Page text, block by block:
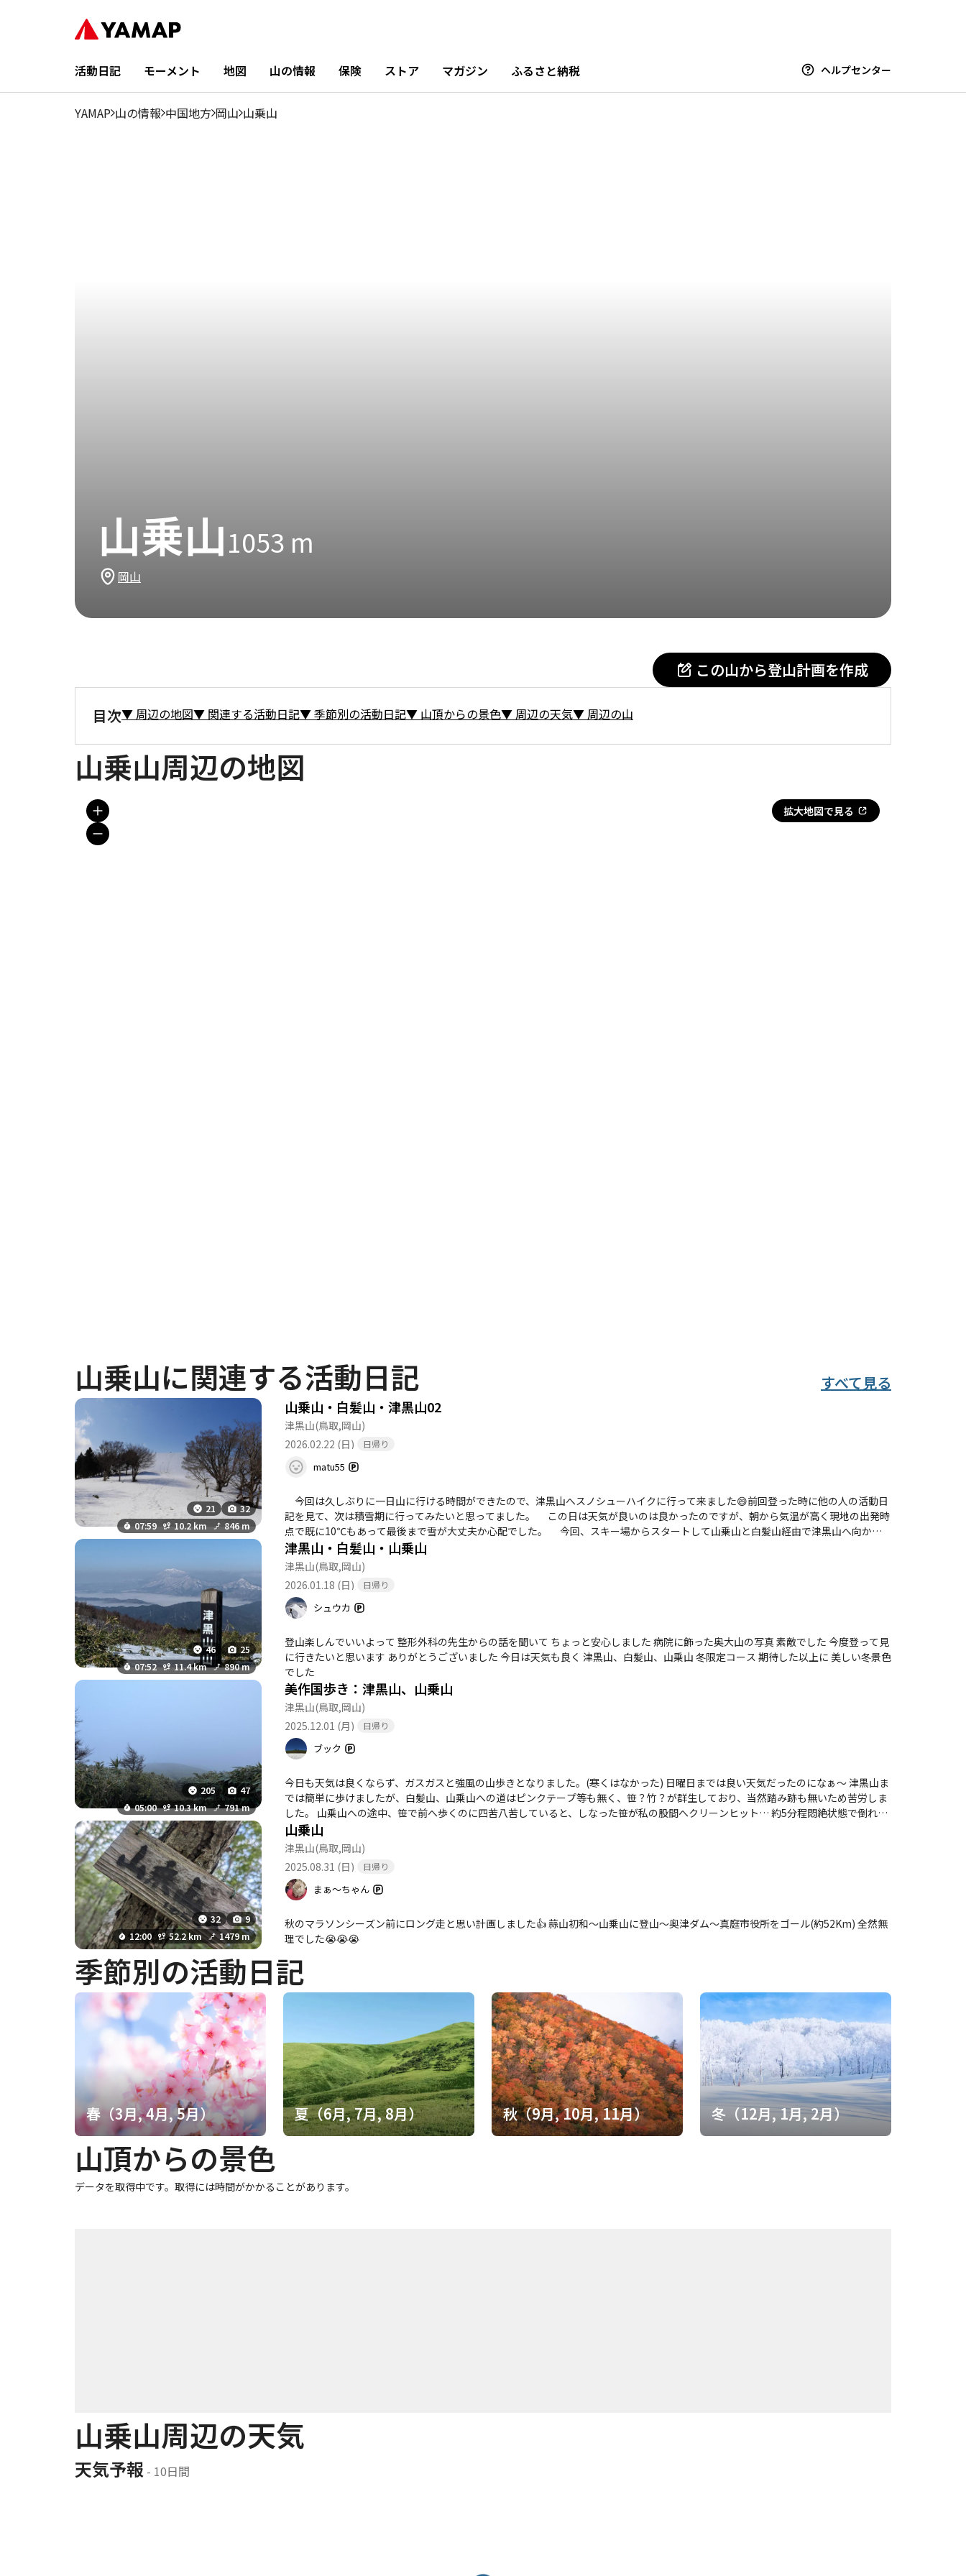
活動日記 モーメント 地図 山の情報 保険 ストア マガジン ふるさと納税 ヘルプセンター
YAMAP 山の情報 中国地方 岡山 山乗山
山乗山1053 m
岡山
この山から登山計画を作成
目次▼ 周辺の地図▼ 関連する活動日記▼季節別の活動日記▼ 山頂からの景色▼ 周辺の天気▼ 周辺の山
山乗山周辺の地図
拡大地図で見る
山乗山に関連する活動日記 すべて見る
21
32
07:59
10.2 km 846 m
山乗山・白髪山・津黒山02
津黒山(鳥取,岡山)
2026.02.22 (日)
日帰り
matu55
今回は久しぶりに一日山に行ける時間ができたので、津黒山へスノシューハイクに行って来ました😄前回登った時に他の人の活動日
記を見て、次は積雪期に行ってみたいと思ってました。 この日は天気が良いのは良かったのですが、朝から気温が高く現地の出発時
点で既に10℃もあって最後まで雪が大丈夫か心配でした。 今回、スキー場からスタートして山乗山と白髪山経由で津黒山へ向かい
周回するルートで歩きましたが山乗山までは雪が無い所が所々あってスノーシューを付けたり外したりを何度か繰り返す事に。でも山
乗山から先はしっかりした雪があって問題無く歩く事ができました。津黒山山頂は立っているのがやっとの爆風でしたが、素晴らしい
景色でしばらくとどまってました🤩
46
25
07:52
11.4 km 890 m
津黒山・白髪山・山乗山
津黒山(鳥取,岡山)
2026.01.18 (日)
日帰り
シュウカ
登山楽しんでいいよって 整形外科の先生からの話を聞いて ちょっと安心しました 病院に飾った奥大山の写真 素敵でした 今度登って見
に行きたいと思います ありがとうございました 今日は天気も良く 津黒山、白髪山、山乗山 冬限定コース 期待した以上に 美しい冬景色
でした
205
47
05:00
10.3 km 791 m
美作国歩き：津黒山、山乗山
津黒山(鳥取,岡山)
2025.12.01 (月)
日帰り
ブック
今日も天気は良くならず、ガスガスと強風の山歩きとなりました。(寒くはなかった) 日曜日までは良い天気だったのになぁ〜 津黒山ま
では簡単に歩けましたが、白髪山、山乗山への道はピンクテープ等も無く、笹？竹？が群生しており、当然踏み跡も無いため苦労しま
した。 山乗山への途中、笹で前へ歩くのに四苦八苦していると、しなった笹が私の股間へクリーンヒット… 約5分程悶絶状態で倒れて
ました、泣泣泣… まぁ、何とか山乗山の三角点を踏めて、良かった〜 ザック重さ：測定せず 【今回のコース】 駐車場 - 津黒山 - 白髪
山 - 山乗山 駐車場 P.S. 積読から、帚木蓬生さんの『三たびの海峡』を読みました。 戦時中、日本での労働のため朝鮮から強制で連れて
来られた河時根(ハーシグン)17歳。本当は肺病を患っている父親が日本に行く予定であったが、自ら父親と代わって日本に来た河時
根。当初は造船所で働く予定だったが、連れて来られたのは福岡・芦屋にある高辻炭坑であった。 炭坑での暮らしは、１日15時間も
の労働で2交替。休みはほとんど無く食事も食べられる様な物でなく少なく家畜以下の生活。脱走する者がいるが、捕まると半殺しか
リンチで殺される者もいる地獄の有様であった。 労務主任は日本人であるが、その下に監視役として朝鮮人が数名いる。日本人は、監
視役の朝鮮人を使って朝鮮人労働者をいたぶる… そんな中、河時根は炭坑から脱走に成功し、朝鮮人仲間の助けで仕事をし生活する事
が出来、日本女性と恋仲となる。終戦直後にその女性と朝鮮に戻って行くが… 戦時中の日本(人)による、朝鮮人徴用工に対する日本人
に強くなって行く本です。 日本人が、朝鮮人を見下した時代であり、その後の韓国国民への感情に大きく影響する時代の話です。 この
本、フィクションと思いますが、本当にこの様な行いを日本人は色んな処でやっていたんだろうと思います。 河時根の思い、千鶴の思
い、金東仁の思い等、読んで行くと非常に辛く胸がはち切れそうになります。 ”三たび”では奇数なので帰らないの？って読んでたとこ
ろ、最後は”そうだったのか”って胸が苦しくなりました。 強烈な本でした。 是非、日本の方には読んでいただきたいです。
32
9
12:00
52.2 km 1479 m
山乗山
津黒山(鳥取,岡山)
2025.08.31 (日)
日帰り
まぁ～ちゃん
秋のマラソンシーズン前にロング走と思い計画しました👍 蒜山初和〜山乗山に登山〜奥津ダム〜真庭市役所をゴール(約52Km) 全然無
理でした😭😭😭
季節別の活動日記
春（3月, 4月, 5月） 夏（6月, 7月, 8月） 秋（9月, 10月, 11月） 冬（12月, 1月, 2月）
山頂からの景色
データを取得中です。取得には時間がかかることがあります。
山乗山周辺の天気
天気予報 - 10日間